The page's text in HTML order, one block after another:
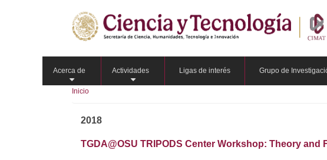
+
Acerca de
+
Actividades Ligas de interés Grupo de
Inicio
2018
TGDA@OSU TRIPODS Center Workshop: Theory